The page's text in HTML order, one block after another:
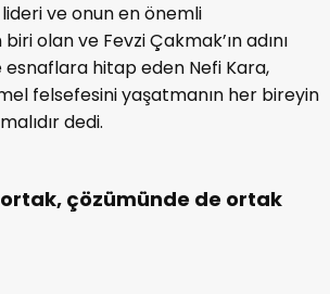
ve onun en önemli
olan ve Fevzi Çakmak’ın adını
esnaflara hitap eden Nefi Kara,
felsefesini yaşatmanın her bireyin
dedi.
ortak, çözümünde de ortak